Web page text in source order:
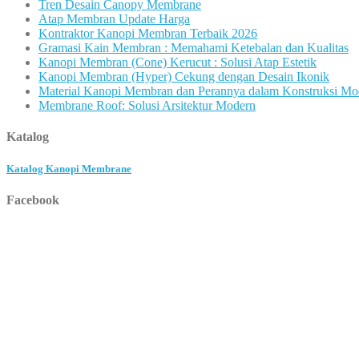
Tren Desain Canopy Membrane
Atap Membran Update Harga
Kontraktor Kanopi Membran Terbaik 2026
Gramasi Kain Membran : Memahami Ketebalan dan Kualitas
Kanopi Membran (Cone) Kerucut : Solusi Atap Estetik
Kanopi Membran (Hyper) Cekung dengan Desain Ikonik
Material Kanopi Membran dan Perannya dalam Konstruksi
Membrane Roof: Solusi Arsitektur Modern
Katalog
Katalog Kanopi Membrane
Facebook